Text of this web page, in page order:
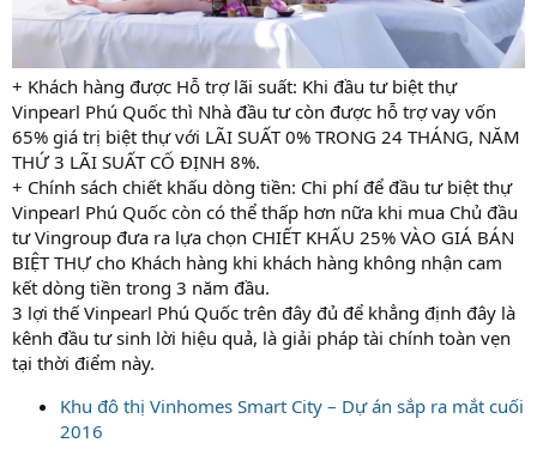
+ Khách hàng được Hỗ trợ lãi suất: Khi đầu tư biệt thự
Vinpearl Phú Quốc thì Nhà đầu tư còn được hỗ trợ vay vốn
65% giá trị biệt thự với LÃI SUẤT 0% TRONG 24 THÁNG, NĂM
THỨ 3 LÃI SUẤT CỐ ĐỊNH 8%.
+ Chính sách chiết khấu dòng tiền: Chi phí để đầu tư biệt thự
Vinpearl Phú Quốc còn có thể thấp hơn nữa khi mua Chủ đầu
tư Vingroup đưa ra lựa chọn CHIẾT KHẤU 25% VÀO GIÁ BÁN
BIỆT THỰ cho Khách hàng khi khách hàng không nhận cam
kết dòng tiền trong 3 năm đầu.
3 lợi thế Vinpearl Phú Quốc trên đây đủ để khẳng định đây là
kênh đầu tư sinh lời hiệu quả, là giải pháp tài chính toàn vẹn
tại thời điểm này.
Khu đô thị Vinhomes Smart City – Dự án sắp ra mắt cuối
2016